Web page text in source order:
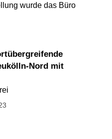
wurde das Büro
Nord mit